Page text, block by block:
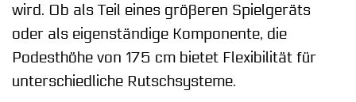
wird. Ob als Teil eines größeren Spielgeräts
oder als eigenständige Komponente, die
Podesthöhe von 175 cm bietet Flexibilität für
unterschiedliche Rutschsysteme.